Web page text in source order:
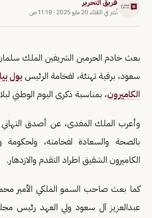
فريق التحرير
نُشر في الثلاثاء 20 مايو 2025 · 11:19 ص
بعث خادم الحرمين الشريفين الملك
سعود، برقية تهنئة، لفخامة الرئيسبول بيا
الكاميرون، بمناسبة ذكرى اليوم الوطني
وأعرب الملك المفدى، عن أصدق
بالصحة والسعادة لفخامته،
الكاميرون الشقيق اطراد التقدم والازدهار.
كما بعث صاحب السمو الملكي الأمير
عبدالعزيز آل سعود ولي العهد رئيس